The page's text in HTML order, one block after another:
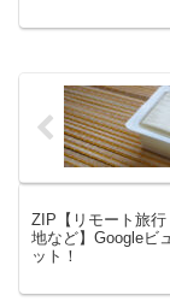
ZIP【リモート旅
地など】Googleビ
ット！